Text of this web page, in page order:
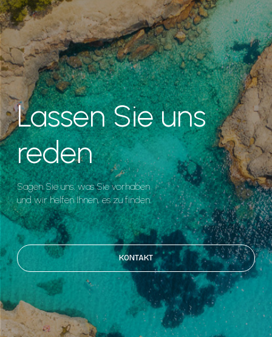
Lassen Sie uns
reden
Sagen Sie uns, was Sie vorhaben
und wir helfen Ihnen, es zu finden.
KONTAKT